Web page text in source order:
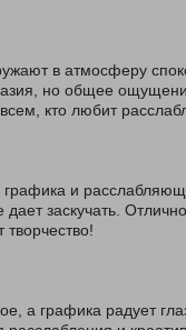
в атмосферу
но общее
кто любит
и
заскучать.
а графика радует